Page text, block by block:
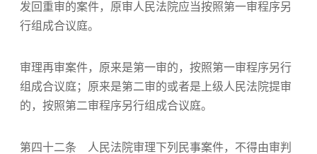
发回重审的案件，原审人民法院应当按照第一审程序另
行组成合议庭。
审理再审案件，原来是第一审的，按照第一审程序另行
组成合议庭；原来是第二审的或者是上级人民法院提审
的，按照第二审程序另行组成合议庭。
第四十二条 人民法院审理下列民事案件，不得由审判